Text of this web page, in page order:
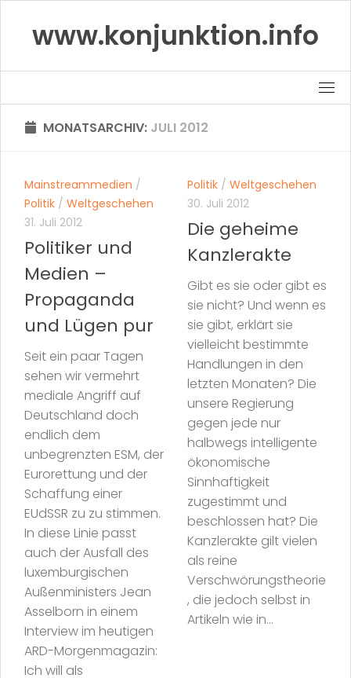
contentwww.konjunktion.info
MONATSARCHIV: JULI 2012
Mainstreammedien /
Politik / Weltgeschehen
31. Juli 2012
Politiker und
Medien –
Propaganda
und Lügen pur
Seit ein paar Tagen
sehen wir vermehrt
mediale Angriff auf
Deutschland doch
endlich dem
unbegrenzten ESM, der
Eurorettung und der
Schaffung einer
EUdSSR zu zu stimmen.
In diese Linie passt
auch der Ausfall des
luxemburgischen
Außenministers Jean
Asselborn in einem
Interview im heutigen
ARD-Morgenmagazin:
Ich will als
Politik / Weltgeschehen
30. Juli 2012
Die geheime
Kanzlerakte
Gibt es sie oder gibt es
sie nicht? Und wenn es
sie gibt, erklärt sie
vielleicht bestimmte
Handlungen in den
letzten Monaten? Die
unsere Regierung
gegen jede nur
halbwegs intelligente
ökonomische
Sinnhaftigkeit
zugestimmt und
beschlossen hat? Die
Kanzlerakte gilt vielen
als reine
Verschwörungstheorie
, die jedoch selbst in
Artikeln wie in...